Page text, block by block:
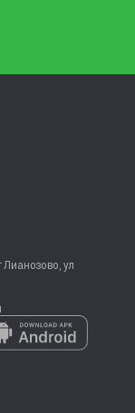
Лианозово, ул